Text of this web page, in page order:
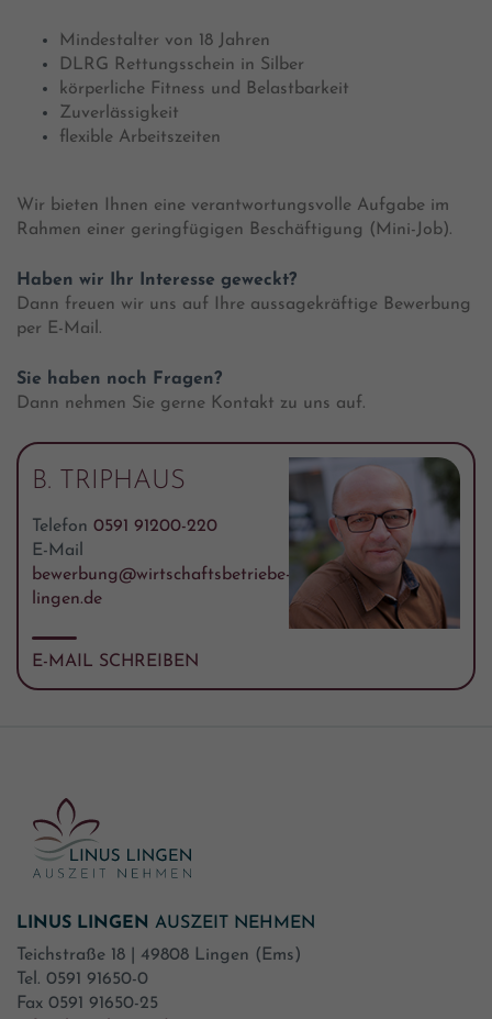
Mindestalter von 18 Jahren
DLRG Rettungsschein in Silber
körperliche Fitness und Belastbarkeit
Zuverlässigkeit
flexible Arbeitszeiten
Wir bieten Ihnen eine verantwortungsvolle Aufgabe im
Rahmen einer geringfügigen Beschäftigung (Mini-Job).
Haben wir Ihr Interesse geweckt?
Dann freuen wir uns auf Ihre aussagekräftige Bewerbung
per E-Mail.
Sie haben noch Fragen?
Dann nehmen Sie gerne Kontakt zu uns auf.
B. TRIPHAUS
Telefon 0591 91200-220
E-Mail
bewerbung@wirtschaftsbetriebe-
lingen.de
E-MAIL SCHREIBEN
LINUS LINGEN AUSZEIT NEHMEN
Teichstraße 18 | 49808 Lingen (Ems)
Tel. 0591 91650-0
Fax 0591 91650-25